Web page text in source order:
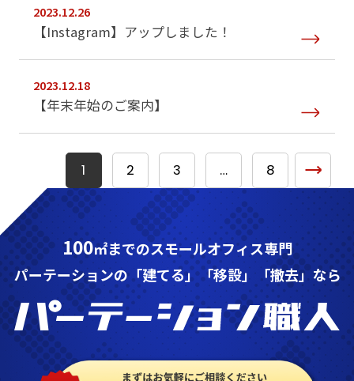
2023.12.26
【Instagram】アップしました！
2023.12.18
【年末年始のご案内】
1 2 3 … 8
100㎡までのスモールオフィス専門
パーテーションの「建てる」「移設」「撤去」なら